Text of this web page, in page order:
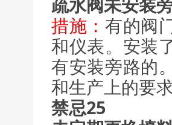
措施：有的阀
和仪表。安装
有安装旁路的
和生产上的要
禁忌25